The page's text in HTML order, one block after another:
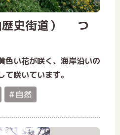
歴史街道） つ
色い花が咲く、海岸沿いの
咲いています。
#自然